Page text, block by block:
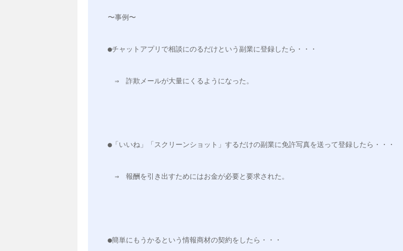
〜事例〜
●チャットアプリで相談にのるだけという副業に登録したら・・・
⇒　詐欺メールが大量にくるようになった。
●「いいね」「スクリーンショット」するだけの副業に免許写真を送って登録したら・・・
⇒　報酬を引き出すためにはお金が必要と要求された。
●簡単にもうかるという情報商材の契約をしたら・・・